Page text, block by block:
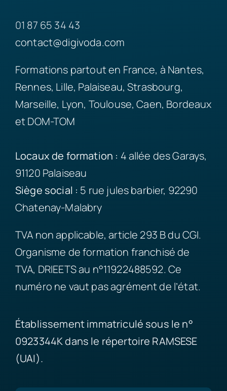
01 87 65 34 43
contact@digivoda.com
Formations partout en France, à Nantes,
Rennes, Lille, Palaiseau, Strasbourg,
Marseille, Lyon, Toulouse, Caen, Bordeaux
et DOM-TOM
Locaux de formation : 4 allée des Garays,
91120 Palaiseau
Siège social : 5 rue jules barbier, 92290
Chatenay-Malabry
TVA non applicable, article 293 B du CGI.
Organisme de formation franchisé de
TVA, DRIEETS au n°11922488592. Ce
numéro ne vaut pas agrément de l’état.
Établissement immatriculé sous le n°
0923344K dans le répertoire RAMSESE
(UAI).